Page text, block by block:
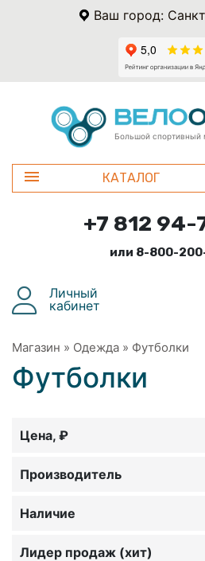
Ваш город:
Большой спортивный
КАТАЛОГ
+7 812 94-
или 8-800-
Личный
кабинет
Магазин » Одежда » Футболки
Футболки
Цена, ₽
Производитель
Наличие
Лидер продаж (хит)